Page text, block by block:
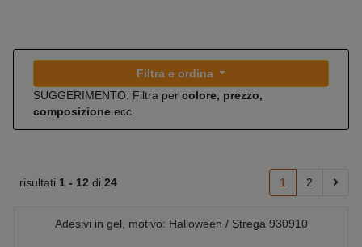
Filtra e ordina
SUGGERIMENTO: Filtra per colore, prezzo,
composizione ecc.
risultati 1 - 12 di 24 1 2
Adesivi in gel, motivo: Halloween / Strega 930910